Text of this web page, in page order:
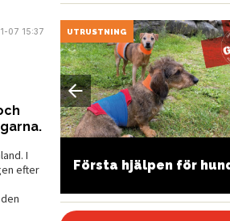
07 15:37
I
efter
UTRUSTNING
Första hjälpen för